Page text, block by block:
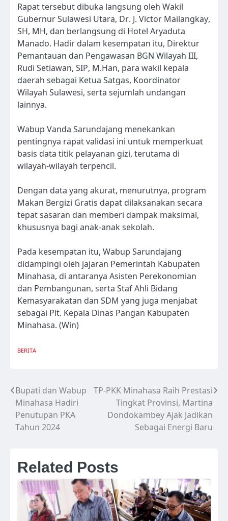
Rapat tersebut dibuka langsung oleh Wakil
Gubernur Sulawesi Utara, Dr. J. Victor Mailangkay,
SH, MH, dan berlangsung di Hotel Aryaduta
Manado. Hadir dalam kesempatan itu, Direktur
Pemantauan dan Pengawasan BGN Wilayah III,
Rudi Setiawan, SIP, M.Han, para wakil kepala
daerah sebagai Ketua Satgas, Koordinator
Wilayah Sulawesi, serta sejumlah undangan
lainnya.
Wabup Vanda Sarundajang menekankan
pentingnya rapat validasi ini untuk memperkuat
basis data titik pelayanan gizi, terutama di
wilayah-wilayah terpencil.
Dengan data yang akurat, menurutnya, program
Makan Bergizi Gratis dapat dilaksanakan secara
tepat sasaran dan memberi dampak maksimal,
khususnya bagi anak-anak sekolah.
Pada kesempatan itu, Wabup Sarundajang
didampingi oleh jajaran Pemerintah Kabupaten
Minahasa, di antaranya Asisten Perekonomian
dan Pembangunan, serta Staf Ahli Bidang
Kemasyarakatan dan SDM yang juga menjabat
sebagai Plt. Kepala Dinas Pangan Kabupaten
Minahasa. (Win)
BERITA
Navigasi
pos
Bupati dan Wabup
Minahasa Hadiri
Penutupan PKA
Tahun 2024
TP-PKK Minahasa Raih Prestasi
Tingkat Provinsi, Martina
Dondokambey Ajak Jadikan
Sebagai Energi Baru
Related Posts